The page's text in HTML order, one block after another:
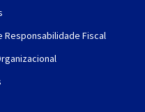
Responsabilidade Fiscal